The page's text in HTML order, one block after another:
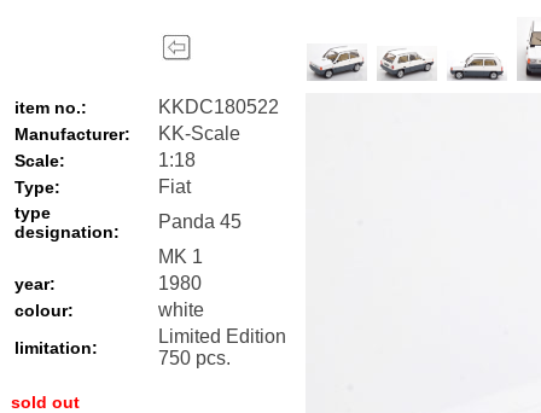
item no.: KKDC180522
Manufacturer: KK-Scale
Scale: 1:18
Type: Fiat
type
designation:
Panda 45
MK 1
year: 1980
colour: white
limitation:
Limited Edition
750 pcs.
sold out